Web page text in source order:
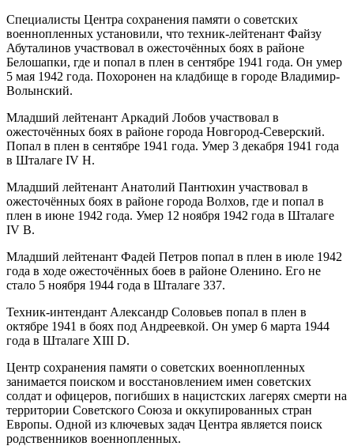
Специалисты Центра сохранения памяти о советских
военнопленных установили, что техник-лейтенант Файзу
Абуталинов участвовал в ожесточённых боях в районе
Белошапки, где и попал в плен в сентябре 1941 года. Он умер
5 мая 1942 года. Похоронен на кладбище в городе Владимир-
Волынский.
Младший лейтенант Аркадий Лобов участвовал в
ожесточённых боях в районе города Новгород-Северский.
Попал в плен в сентябре 1941 года. Умер 3 декабря 1941 года
в Шталаге IV H.
Младший лейтенант Анатолий Пантюхин участвовал в
ожесточённых боях в районе города Волхов, где и попал в
плен в июне 1942 года. Умер 12 ноября 1942 года в Шталаге
IV B.
Младший лейтенант Фадей Петров попал в плен в июле 1942
года в ходе ожесточённых боев в районе Оленино. Его не
стало 5 ноября 1944 года в Шталаге 337.
Техник-интендант Александр Соловьев попал в плен в
октябре 1941 в боях под Андреевкой. Он умер 6 марта 1944
года в Шталаге XIII D.
Центр сохранения памяти о советских военнопленных
занимается поиском и восстановлением имен советских
солдат и офицеров, погибших в нацистских лагерях смерти на
территории Советского Союза и оккупированных стран
Европы. Одной из ключевых задач Центра является поиск
родственников военнопленных.